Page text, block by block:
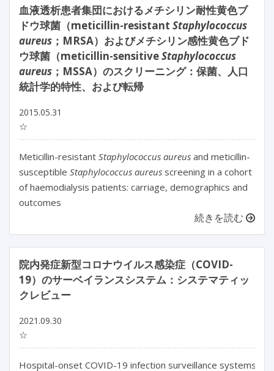
血液透析患者集団におけるメチシリン耐性黄色ブ
ドウ球菌（meticillin-resistant Staphylococcus
aureus ；MRSA）およびメチシリン感性黄色ブド
ウ球菌（meticillin-sensitiveStaphylococcus
aureus ；MSSA）のスクリーニング：保菌、人口
統計学的特性、および転帰
2015.05.31
☆
Meticillin-resistant Staphylococcus aureus and meticillin-
susceptible Staphylococcus aureus screening in a cohort
of haemodialysis patients: carriage, demographics and
outcomes
続きを読む
院内発症新型コロナウイルス感染症（COVID-
19）のサーベイランスシステム：システマティッ
クレビュー
2021.09.30
☆
Hospital-onset COVID-19 infection surveillance systems: a